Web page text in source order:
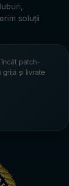
soluții
patch-
și livrate